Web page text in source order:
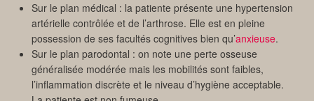
Sur le plan médical : la patiente présente une hypertension
artérielle contrôlée et de l’arthrose. Elle est en pleine
possession de ses facultés cognitives bien qu’anxieuse.
Sur le plan parodontal : on note une perte osseuse
généralisée modérée mais les mobilités sont faibles,
l’inflammation discrète et le niveau d’hygiène acceptable.